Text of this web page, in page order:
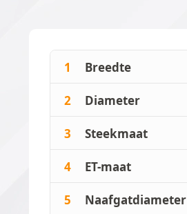
1 Breedte
2 Diameter
3 Steekmaat
4 ET-maat
5 Naafgatdiameter